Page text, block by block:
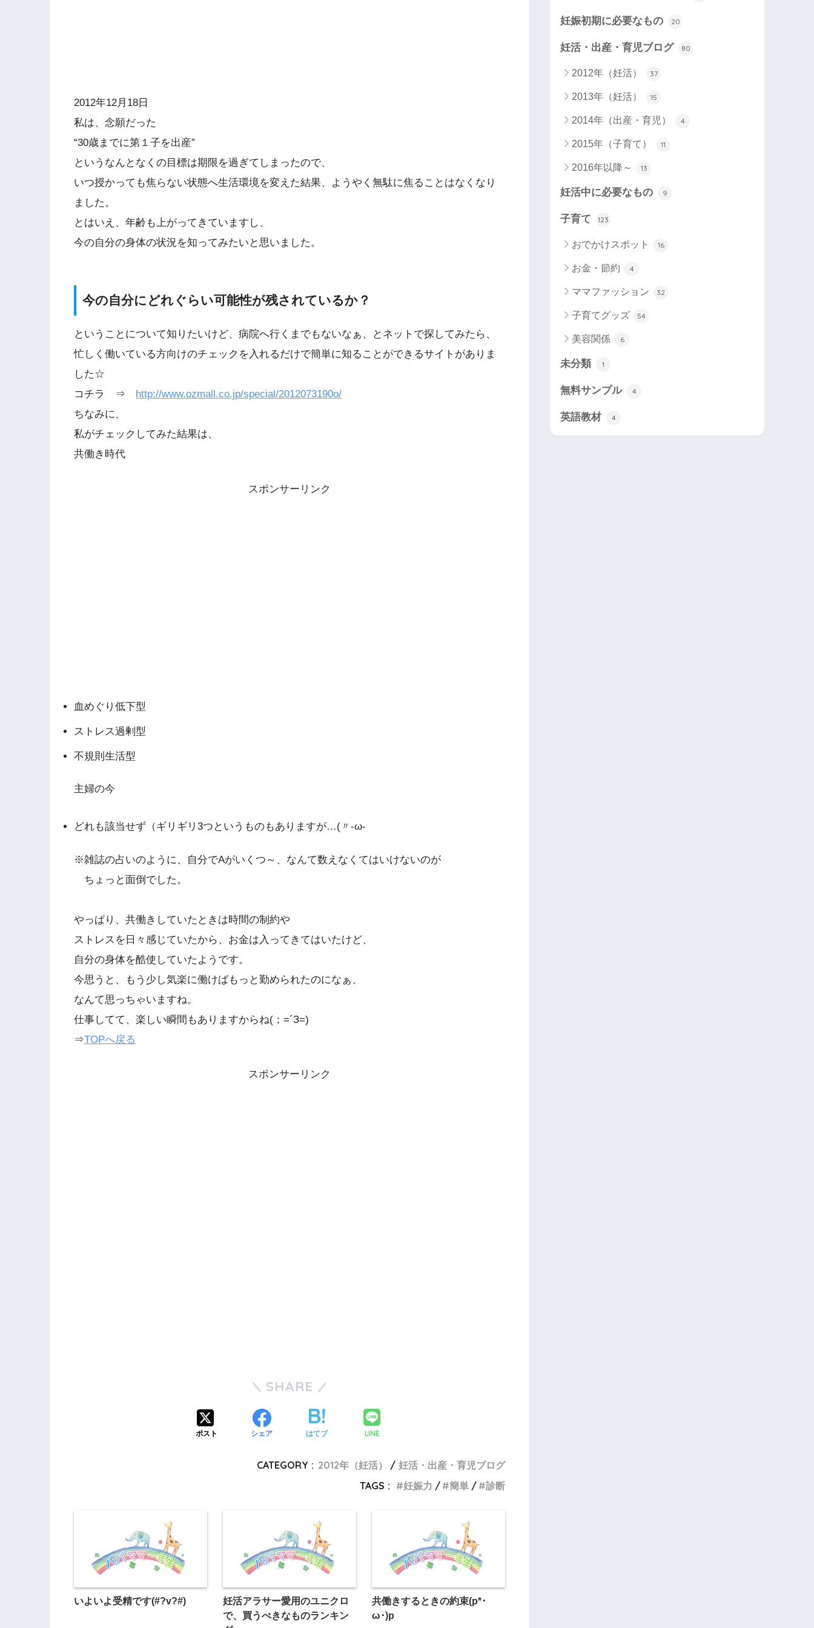
2012年12月18日
私は、念願だった
“30歳までに第１子を出産”
というなんとなくの目標は期限を過ぎてしまったので、
いつ授かっても焦らない状態へ生活環境を変えた結果、ようやく無駄に焦ることはなくなり
ました。
とはいえ、年齢も上がってきていますし、
今の自分の身体の状況を知ってみたいと思いました。
今の自分にどれぐらい可能性が残されているか？
ということについて知りたいけど、病院へ行くまでもないなぁ、とネットで探してみたら、
忙しく働いている方向けのチェックを入れるだけで簡単に知ることができるサイトがありま
した☆
コチラ ⇒
http://www.ozmall.co.jp/special/2012073190o/
ちなみに、
私がチェックしてみた結果は、
共働き時代
スポンサーリンク
血めぐり低下型
ストレス過剰型
不規則生活型
主婦の今
どれも該当せず（ギリギリ3つというものもありますが…(〃-ω-ゞ
※雑誌の占いのように、自分でAがいくつ～、なんて数えなくてはいけないのが
ちょっと面倒でした。
やっぱり、共働きしていたときは時間の制約や
ストレスを日々感じていたから、お金は入ってきてはいたけど、
自分の身体を酷使していたようです。
今思うと、もう少し気楽に働けばもっと勤められたのになぁ、
なんて思っちゃいますね。
仕事してて、楽しい瞬間もありますからね(；=´З=)
⇒TOPへ戻る
スポンサーリンク
SHARE
ポスト シェア はてブ LINE
CATEGORY : 2012年（妊活）
妊活・出産・育児ブログ
TAGS :
妊娠力 簡単 診断
いよいよ受精です(#?v?#)
妊活アラサー愛用のユニクロ
で、買うべきなものランキン
共働きするときの約束(p*･
ω･)p
妊娠初期に必要なもの 20
妊活・出産・育児ブログ 80
2012年（妊活） 37
2013年（妊活） 15
2014年（出産・育児） 4
2015年（子育て） 11
2016年以降～ 13
妊活中に必要なもの 9
子育て 123
おでかけスポット 16
お金・節約 4
ママファッション 32
子育てグッズ 54
美容関係 6
未分類 1
無料サンプル 4
英語教材 4